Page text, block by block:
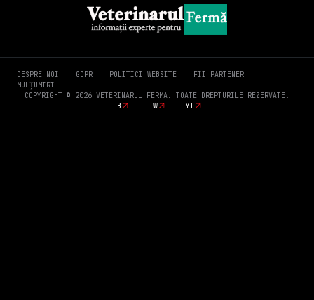
DESPRE NOI GDPR POLITICI WEBSITE
FII PARTENER
MULȚUMIRI
COPYRIGHT © 2026 VETERINARUL FERMA. TOATE DREPTURILE REZERVATE.
FB
TW YT